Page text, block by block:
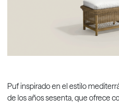
Puf inspirado en el estilo
de los años sesenta, que ofrece